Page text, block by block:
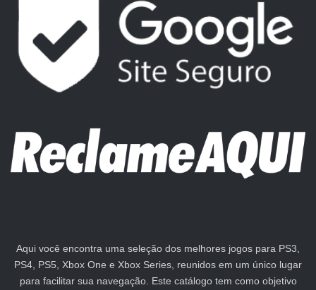
Aqui você encontra uma seleção dos melhores jogos para PS3,
PS4, PS5, Xbox One e Xbox Series, reunidos em um único lugar
para facilitar sua navegação. Este catálogo tem como objetivo